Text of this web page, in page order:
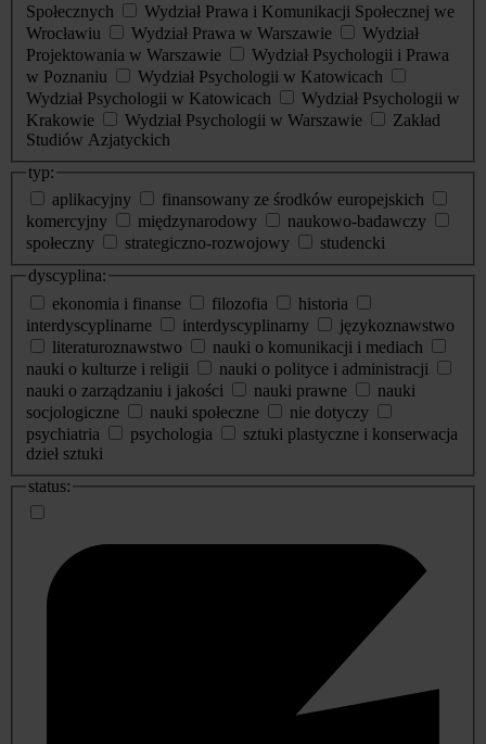
Społecznych
Wydział Prawa i Komunikacji Społecznej we
Wrocławiu
Wydział Prawa w Warszawie
Wydział
Projektowania w Warszawie
Wydział Psychologii i Prawa
w Poznaniu
Wydział Psychologii w Katowicach
Wydział Psychologii w Katowicach
Wydział Psychologii w
Krakowie
Wydział Psychologii w Warszawie
Zakład
Studiów Azjatyckich
typ:
aplikacyjny
finansowany ze środków europejskich
komercyjny
międzynarodowy
naukowo-badawczy
społeczny
strategiczno-rozwojowy
studencki
dyscyplina:
ekonomia i finanse
filozofia
historia
interdyscyplinarne
interdyscyplinarny
językoznawstwo
literaturoznawstwo
nauki o komunikacji i mediach
nauki o kulturze i religii
nauki o polityce i administracji
nauki o zarządzaniu i jakości
nauki prawne
nauki
socjologiczne
nauki społeczne
nie dotyczy
psychiatria
psychologia
sztuki plastyczne i konserwacja
dzieł sztuki
status: